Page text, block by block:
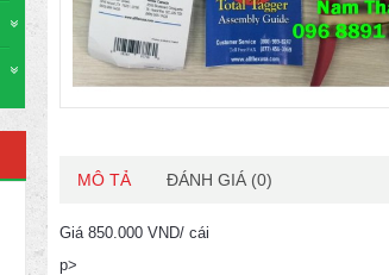
MÔ TẢ ĐÁNH GIÁ (0)
Giá 850.000 VND/ cái
p>